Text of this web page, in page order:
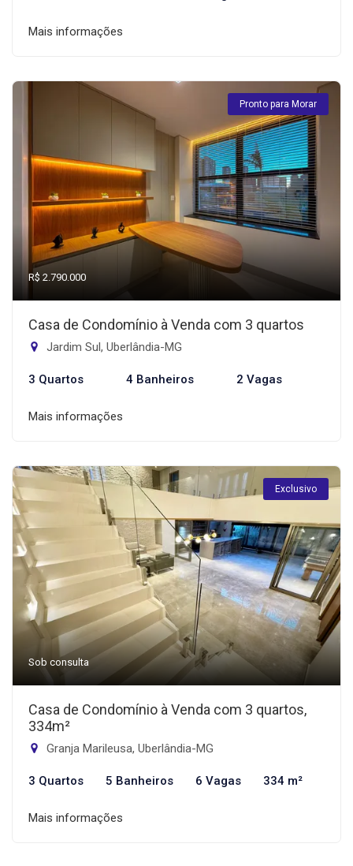
Mais informações
Pronto para Morar
R$ 2.790.000
Casa de Condomínio à Venda com 3 quartos
Jardim Sul, Uberlândia-MG
3 Quartos 4 Banheiros 2 Vagas
Mais informações
Exclusivo
Sob consulta
Casa de Condomínio à Venda com 3 quartos,
334m²
Granja Marileusa, Uberlândia-MG
3 Quartos 5 Banheiros 6 Vagas 334 m²
Mais informações